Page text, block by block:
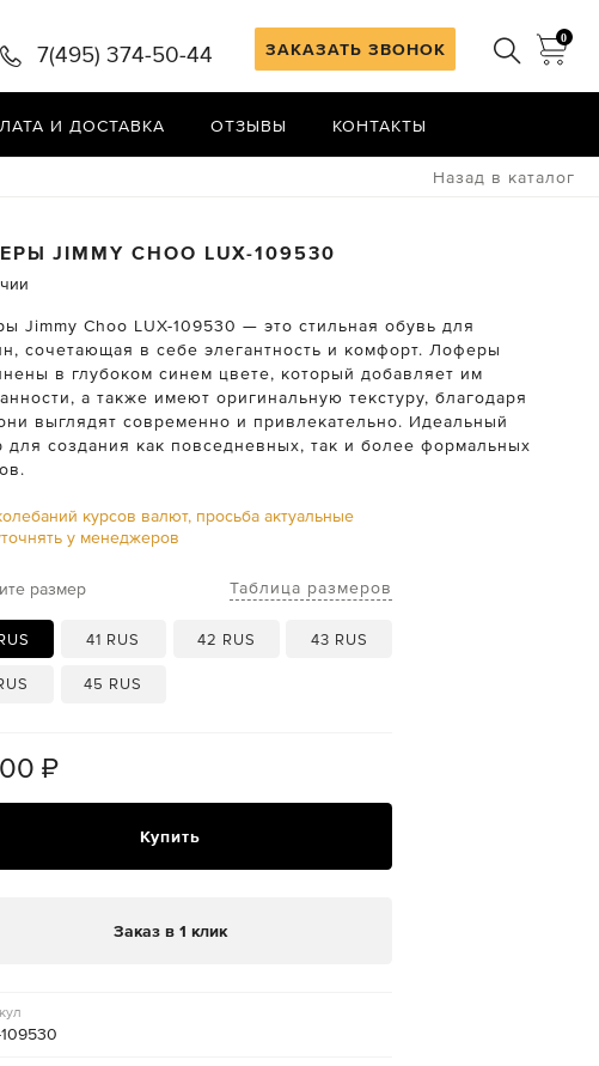
ЗАКАЗАТЬ ЗВОНОК
0
7(495) 374-50-44
И ДОСТАВКА ОТЗЫВЫ КОНТАКТЫ
Назад в каталог
JIMMY CHOO LUX-109530
Jimmy Choo LUX-109530 — это стильная обувь для
сочетающая в себе элегантность и комфорт. Лоферы
в глубоком синем цвете, который добавляет им
а также имеют оригинальную текстуру, благодаря
выглядят современно и привлекательно. Идеальный
для создания как повседневных, так и более формальных
курсов валют, просьба актуальные
у менеджеров
размер Таблица размеров
41 RUS 42 RUS 43 RUS
45 RUS
₽
Купить
Заказ в 1 клик
109530